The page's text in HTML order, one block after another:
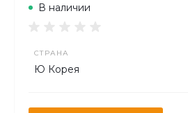
В наличии
СТРАНА
Ю Корея